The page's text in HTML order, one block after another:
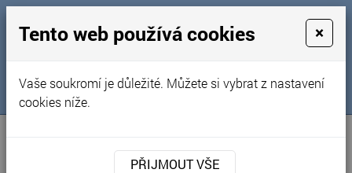
Obchodní podmínky
Kontakty
Sledujte nás na FB
Tento web používá cookies ×
Vaše soukromí je důležité. Můžete si vybrat z nastavení
cookies níže.
PŘIJMOUT VŠE